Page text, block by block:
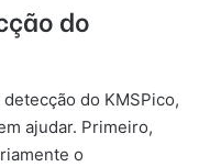
do
do KMSPico,
ajudar. Primeiro,
o